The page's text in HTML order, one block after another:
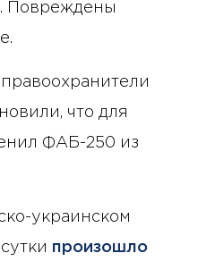
Повреждены
что для
ФАБ-250 из
украинском
произошло